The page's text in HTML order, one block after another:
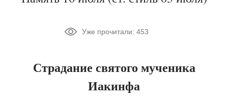
Уже прочитали: 453
Страдание святого мученика
Иакинфа